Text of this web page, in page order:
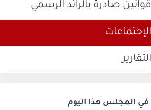
قوانين صادرة بالرائد الرسمي
الإجتماعات
التقارير
في المجلس هذا اليوم